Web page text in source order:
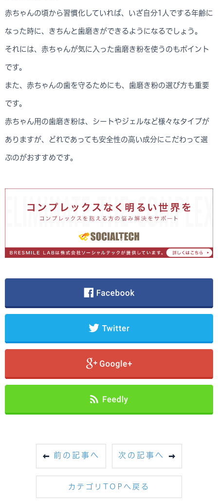
赤ちゃんの頃から習慣化していれば、いざ自分1人でする年齢に
なった時に、きちんと歯磨きができるようになるでしょう。
それには、赤ちゃんが気に入った歯磨き粉を使うのもポイント
です。
また、赤ちゃんの歯を守るためにも、歯磨き粉の選び方も重要
です。
赤ちゃん用の歯磨き粉は、シートやジェルなど様々なタイプが
ありますが、どれであっても安全性の高い成分にこだわって選
ぶのがおすすめです。
前の記事へ 次の記事へ
カテゴリTOPへ戻る